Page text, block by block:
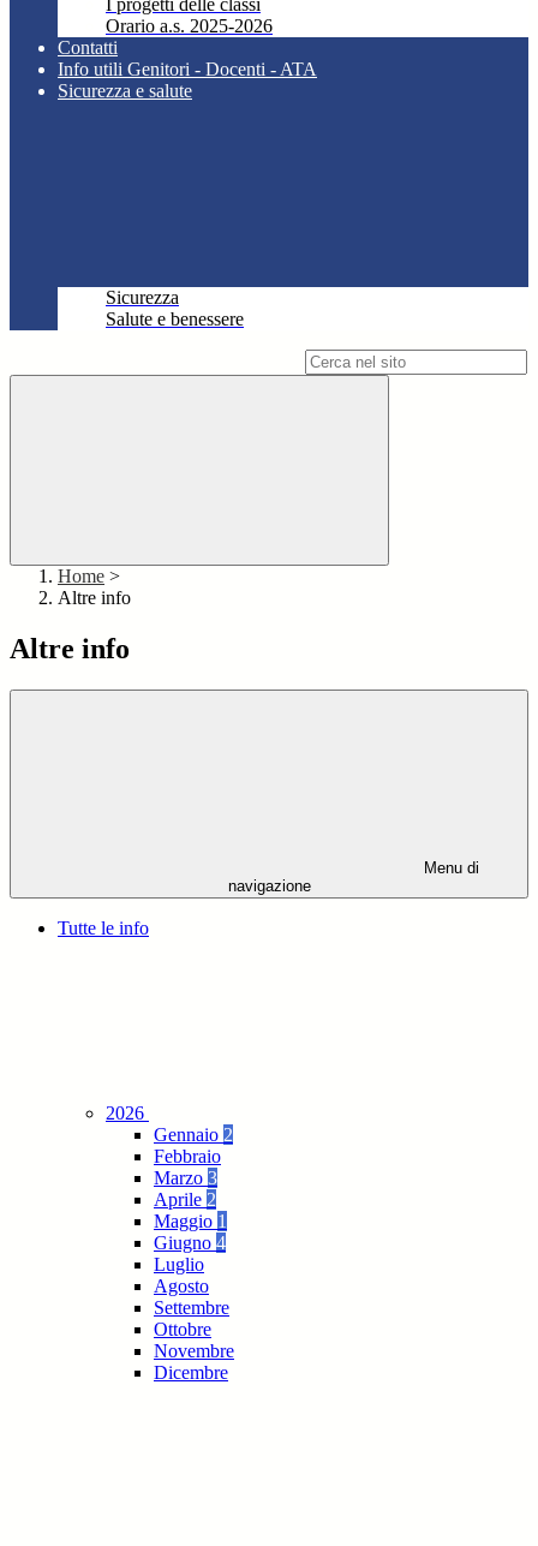
I progetti delle classi
Orario a.s. 2025-2026
Contatti
Info utili Genitori - Docenti - ATA
Sicurezza e salute
Sicurezza
Salute e benessere
Home >
Altre info
Altre info
Menu di
navigazione
Tutte le info
2026
Gennaio 2
Febbraio
Marzo 3
Aprile 2
Maggio 1
Giugno 4
Luglio
Agosto
Settembre
Ottobre
Novembre
Dicembre